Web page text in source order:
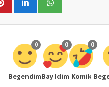
0
Begendim
0
Bayildim
0
Komik